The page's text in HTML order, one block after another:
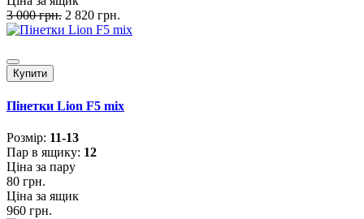
3 000 грн. 2 820 грн.
Купити
Пінетки Lion F5 mix
Розмiр: 11-13
Пар в ящику: 12
Ціна за пару
80 грн.
Ціна за ящик
960 грн.